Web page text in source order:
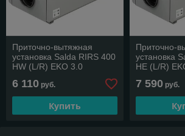
Приточно-вытяжная
установка Salda RIRS 400
HW (L/R) EKO 3.0
6 110 руб.
Купить
Приточно-
установка
HE (L/R)
7 590руб.